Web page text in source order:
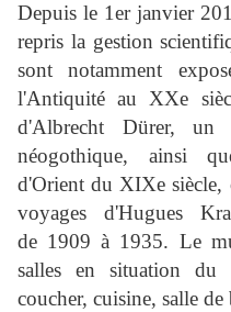
Depuis le 1er janvier
repris la gestion
sont notamment
l'Antiquité au XXe
d'Albrecht Dürer, un
néogothique, ainsi
d'Orient du XIXe siècle,
voyages d'Hugues
de 1909 à 1935. Le
salles en situation
coucher, cuisine, salle